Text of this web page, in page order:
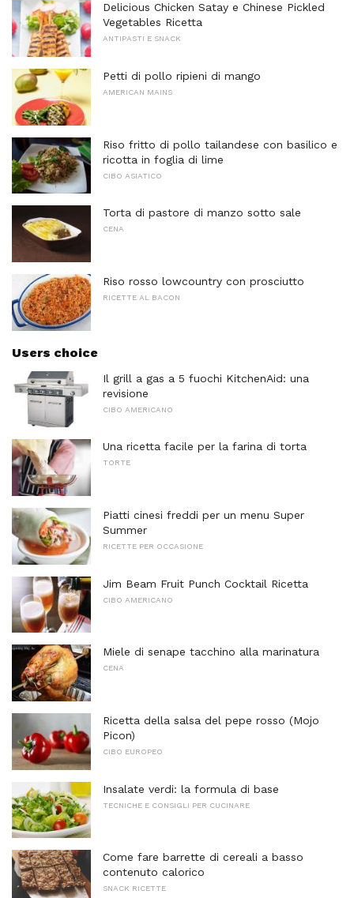
Delicious Chicken Satay e Chinese Pickled
Vegetables Ricetta
ANTIPASTI E SNACK
Petti di pollo ripieni di mango
AMERICAN MAINS
Riso fritto di pollo tailandese con basilico e
ricotta in foglia di lime
CIBO ASIATICO
Torta di pastore di manzo sotto sale
CENA
Riso rosso lowcountry con prosciutto
RICETTE AL BACON
Users choice
Il grill a gas a 5 fuochi KitchenAid: una
revisione
CIBO AMERICANO
Una ricetta facile per la farina di torta
TORTE
Piatti cinesi freddi per un menu Super
Summer
RICETTE PER OCCASIONE
Jim Beam Fruit Punch Cocktail Ricetta
CIBO AMERICANO
Miele di senape tacchino alla marinatura
CENA
Ricetta della salsa del pepe rosso (Mojo
Picon)
CIBO EUROPEO
Insalate verdi: la formula di base
TECNICHE E CONSIGLI PER CUCINARE
Come fare barrette di cereali a basso
contenuto calorico
SNACK RICETTE